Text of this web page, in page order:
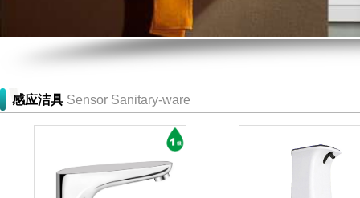
感应洁具 Sensor Sanitary-ware